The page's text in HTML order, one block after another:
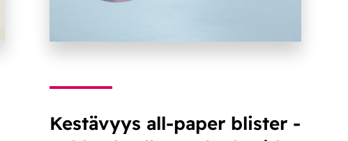
Kestävyys all-paper blister -